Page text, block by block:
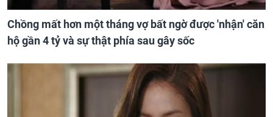
Chồng mất hơn một tháng vợ bất ngờ được 'nhận' căn
hộ gần 4 tỷ và sự thật phía sau gây sốc